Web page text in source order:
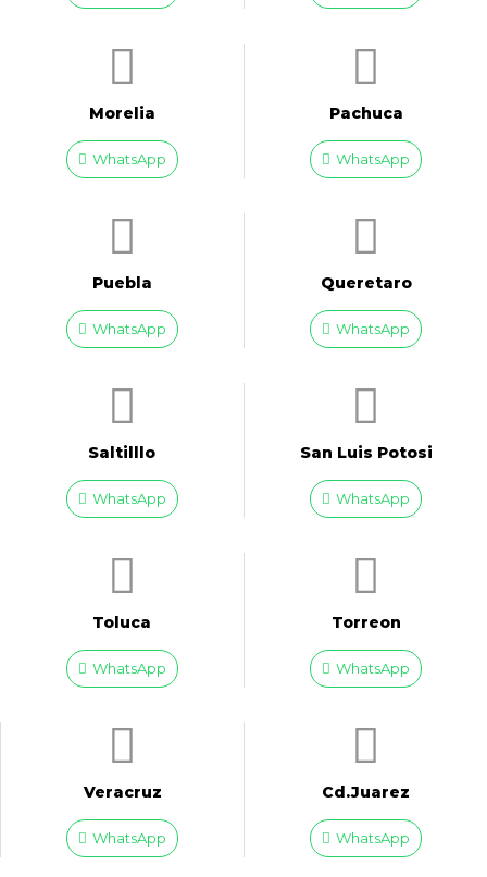
Morelia
WhatsApp
Pachuca
WhatsApp
Puebla
WhatsApp
Queretaro
WhatsApp
Saltilllo
WhatsApp
San Luis Potosi
WhatsApp
Toluca
WhatsApp
Torreon
WhatsApp
Veracruz
WhatsApp
Cd.Juarez
WhatsApp